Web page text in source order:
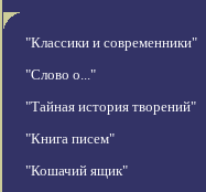
"Классики и современники"
"Слово о..."
"Тайная история творений"
"Книга писем"
"Кошачий ящик"